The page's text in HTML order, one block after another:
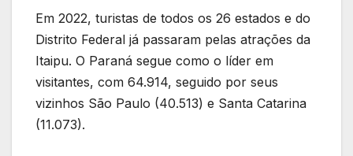
Em 2022, turistas de todos os 26 estados e do
Distrito Federal já passaram pelas atrações da
Itaipu. O Paraná segue como o líder em
visitantes, com 64.914, seguido por seus
vizinhos São Paulo (40.513) e Santa Catarina
(11.073).